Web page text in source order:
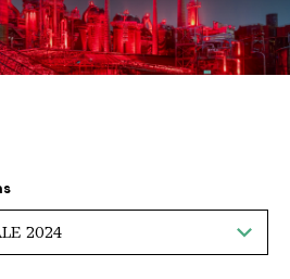
La Völklinger Hütte
Copyright: